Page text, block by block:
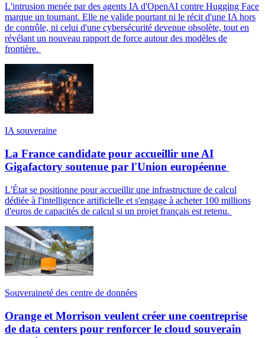
L'intrusion menée par des agents IA d'OpenAI contre Hugging Face
marque un tournant. Elle ne valide pourtant ni le récit d'une IA hors
de contrôle, ni celui d'une cybersécurité devenue obsolète, tout en
révélant un nouveau rapport de force autour des modèles de
frontière.
IA souveraine
La France candidate pour accueillir une AI
Gigafactory soutenue par l'Union européenne
L'État se positionne pour accueillir une infrastructure de calcul
dédiée à l'intelligence artificielle et s'engage à acheter 100 millions
d'euros de capacités de calcul si un projet français est retenu.
Souveraineté des centre de données
Orange et Morrison veulent créer une coentreprise
de data centers pour renforcer le cloud souverain